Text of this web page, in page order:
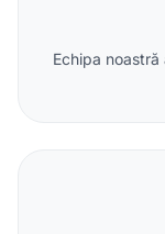
Echipa